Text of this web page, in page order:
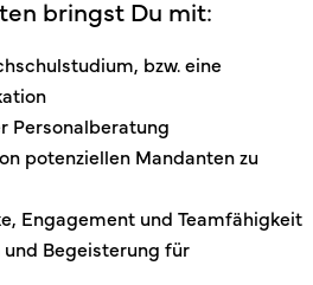
bringst Du mit:
bzw. eine
Personalberatung
potenziellen Mandanten zu
Engagement und Teamfähigkeit
Begeisterung für